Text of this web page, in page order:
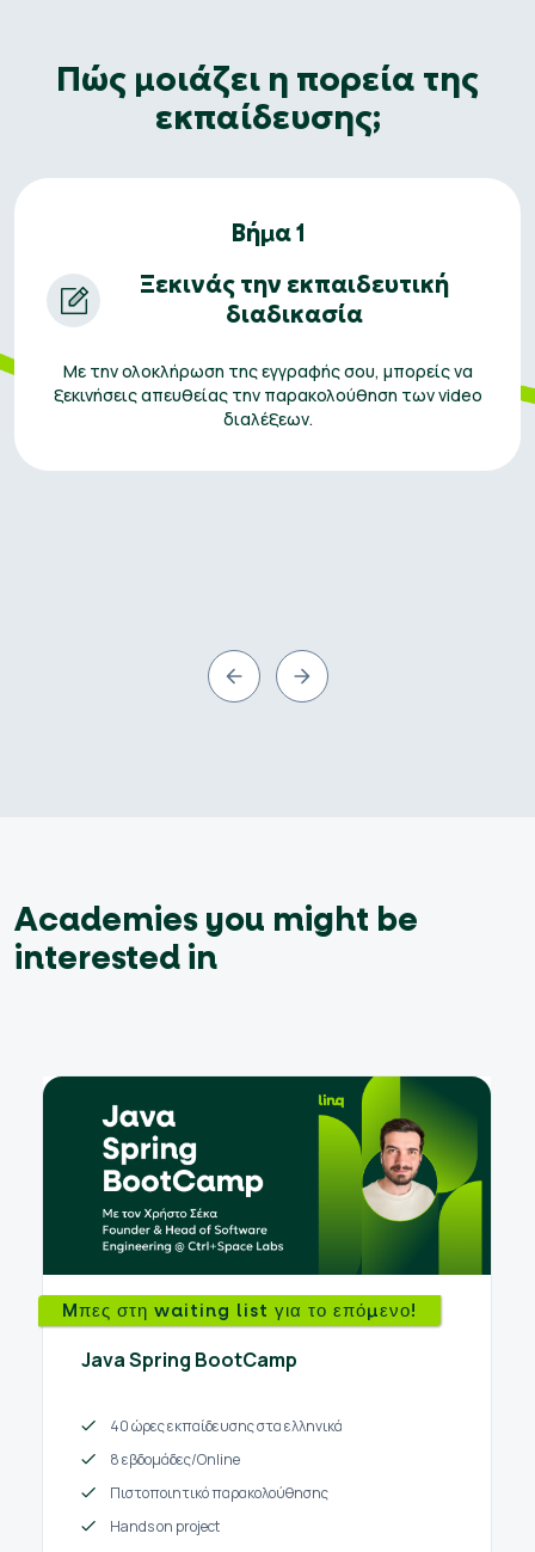
Πώς μοιάζει η πορεία της
εκπαίδευσης;
Βήμα 1
Ξεκινάς την εκπαιδευτική
διαδικασία
Με την ολοκλήρωση της εγγραφής σου, μπορείς να
ξεκινήσεις απευθείας την παρακολούθηση των video
διαλέξεων.
Academies you might be
interested in
Mπες στη waiting list για το επόμενο!
Java Spring BootCamp
40 ώρες εκπαίδευσης στα ελληνικά
8 εβδομάδες/Online
Πιστοποιητικό παρακολούθησης
Hands on project